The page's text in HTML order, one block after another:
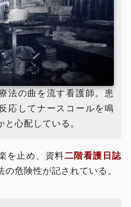
法の曲を流す看護師。患
応してナースコールを鳴
と心配している。
を止め、資料二階看護日誌
の危険性が記されている。